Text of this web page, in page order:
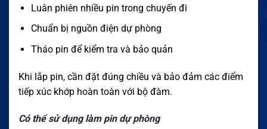
Luân phiên nhiều pin trong chuyến đi
Chuẩn bị nguồn điện dự phòng
Tháo pin để kiểm tra và bảo quản
Khi lắp pin, cần đặt đúng chiều và bảo đảm các điểm
tiếp xúc khớp hoàn toàn với bộ đàm.
Có thể sử dụng làm pin dự phòng